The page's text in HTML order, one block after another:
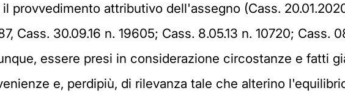
provvedimento attributivo dell'assegno (Cass. 20.01.2020
Cass. 30.09.16 n. 19605; Cass. 8.05.13 n. 10720; Cass.
essere presi in considerazione circostanze e fatti
e, perdipiù, di rilevanza tale che alterino